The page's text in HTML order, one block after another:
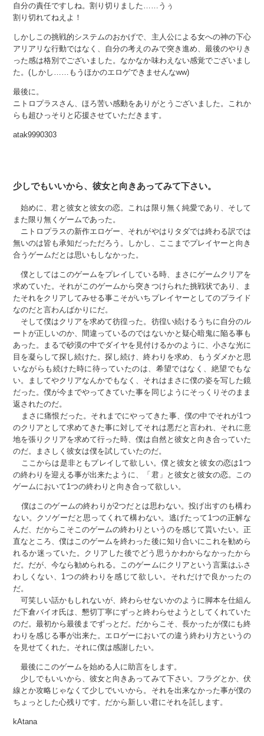
自分の責任ですしね。割り切りました……うぅ
割り切れてねえよ！
しかしこの挑戦的システムのおかげで、主人公による女への神の下心
アリアリな行動ではなく、自分の考えのみで突き進め、最後のやりき
った感は格別でございました。なかなか味わえない感覚でございまし
た。(しかし……もうほかのエロゲできませんなww)
最後に。
ニトロプラスさん、ほろ苦い感動をありがとうございました。これか
らも超ひっそりと応援させていただきます。
atak9990303
少しでもいいから、彼女と向きあってみて下さい。
始めに、君と彼女と彼女の恋。これは限り無く純愛であり、そして
また限り無くゲームであった。
ニトロプラスの新作エロゲー、それがやはりタダでは終わる訳では
無いのは皆も承知だっただろう。しかし、ここまでプレイヤーと向き
合うゲームだとは思いもしなかった。
僕としてはこのゲームをプレイしている時、まさにゲームクリアを
求めていた。それがこのゲームから突きつけられた挑戦状であり、ま
たそれをクリアしてみせる事こそがいちプレイヤーとしてのプライド
なのだと言わんばかりにだ。
そして僕はクリアを求めて彷徨った。彷徨い続けるうちに自分のル
ートが正しいのか、間違っているのではないかと疑心暗鬼に陥る事も
あった。まるで砂漠の中でダイヤを見付けるかのように、小さな光に
目を凝らして探し続けた。探し続け、終わりを求め、もうダメかと思
いながらも続けた時に待っていたのは、希望ではなく、絶望でもな
い。ましてやクリアなんかでもなく、それはまさに僕の姿を写した鏡
だった。僕が今までやってきていた事を同じようにそっくりそのまま
返されたのだ。
まさに痛恨だった。それまでにやってきた事、僕の中でそれが1つ
のクリアとして求めてきた事に対してそれは悪だと言われ、それに意
地を張りクリアを求めて行った時、僕は自然と彼女と向き合っていた
のだ。まさしく彼女は僕を試していたのだ。
ここからは是非ともプレイして欲しい。僕と彼女と彼女の恋は1つ
の終わりを迎える事が出来たように、「君」と彼女と彼女の恋。この
ゲームにおいて1つの終わりと向き合って欲しい。
僕はこのゲームの終わりが2つだとは思わない。投げ出すのも構わ
ない。クソゲーだと思ってくれて構わない。逃げたって1つの正解な
んだ、だからこそこのゲームの終わりというのを感じて貰いたい。正
直なところ、僕はこのゲームを終わった後に知り合いにこれを勧めら
れるか迷っていた。クリアした後でどう思うかわからなかったから
だ。だが、今なら勧められる。このゲームにクリアという言葉はふさ
わしくない、1つの終わりを感じて欲しい。それだけで良かったの
だ。
可笑しい話かもしれないが、終わらせないかのように脚本を仕組ん
だ下倉バイオ氏は、懇切丁寧にずっと終わらせようとしてくれていた
のだ。最初から最後までずっとだ。だからこそ、長かったが僕にも終
わりを感じる事が出来た。エロゲーにおいての違う終わり方というの
を見せてくれた。それに僕は感謝したい。
最後にこのゲームを始める人に助言をします。
少しでもいいから、彼女と向きあってみて下さい。フラグとか、伏
線とか攻略じゃなくて少しでいいから。それを出来なかった事が僕の
ちょっとした心残りです。だから新しい君にそれを託します。
kAtana